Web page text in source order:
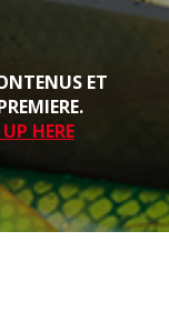
ET
HERE